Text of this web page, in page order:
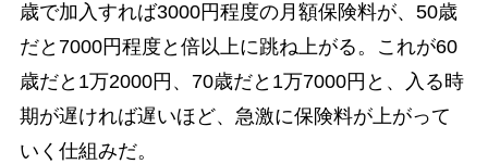
歳で加入すれば3000円程度の月額保険料が、50歳
だと7000円程度と倍以上に跳ね上がる。これが60
歳だと1万2000円、70歳だと1万7000円と、入る時
期が遅ければ遅いほど、急激に保険料が上がって
いく仕組みだ。